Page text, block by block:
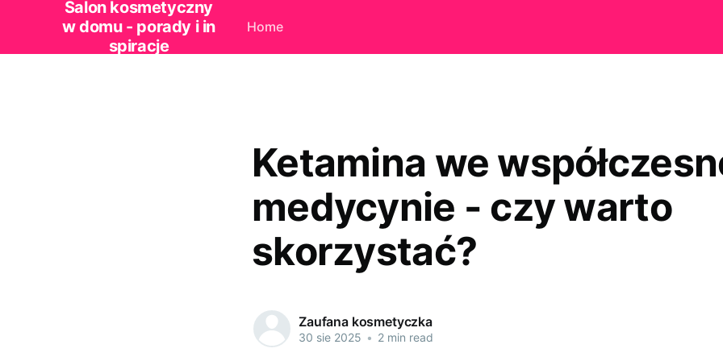
Salon kosmetyczny
w domu - porady i in
spiracje
Home
Ketamina we
medycynie - czy warto
skorzystać?
Zaufana kosmetyczka
30 sie 2025 • 2 min read